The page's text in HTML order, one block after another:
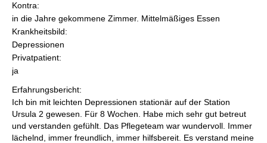
Kontra:
in die Jahre gekommene Zimmer. Mittelmäßiges Essen
Krankheitsbild:
Depressionen
Privatpatient:
ja
Erfahrungsbericht:
Ich bin mit leichten Depressionen stationär auf der Station
Ursula 2 gewesen. Für 8 Wochen. Habe mich sehr gut betreut
und verstanden gefühlt. Das Pflegeteam war wundervoll. Immer
lächelnd, immer freundlich, immer hilfsbereit. Es verstand meine